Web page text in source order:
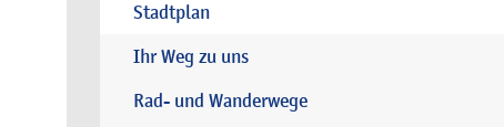
Stadtplan
Ihr Weg zu uns
Rad- und Wanderwege